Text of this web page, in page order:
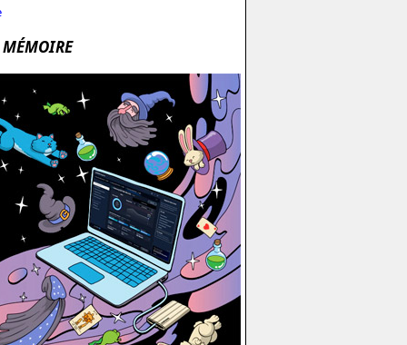
MÉMOIRE